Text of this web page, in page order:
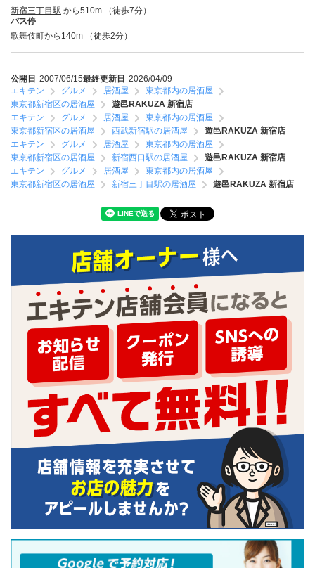
新宿三丁目駅 から510m （徒歩7分）
バス停
歌舞伎町から140m （徒歩2分）
公開日 2007/06/15最終更新日 2026/04/09
エキテン
グルメ 居酒屋
東京都内の居酒屋
東京都新宿区の居酒屋
遊邑RAKUZA 新宿店
エキテン
グルメ 居酒屋
東京都内の居酒屋
東京都新宿区の居酒屋
西武新宿駅の居酒屋
遊邑RAKUZA 新宿店
エキテン
グルメ 居酒屋
東京都内の居酒屋
東京都新宿区の居酒屋
新宿西口駅の居酒屋
遊邑RAKUZA 新宿店
エキテン
グルメ 居酒屋
東京都内の居酒屋
東京都新宿区の居酒屋
新宿三丁目駅の居酒屋 遊邑RAKUZA 新宿店